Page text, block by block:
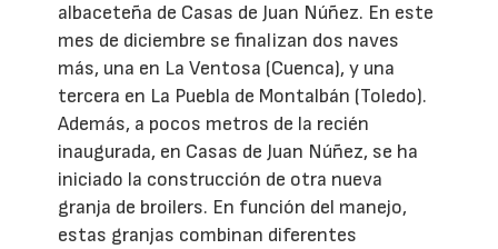
albaceteña de Casas de Juan Núñez. En este
mes de diciembre se finalizan dos naves
más, una en La Ventosa (Cuenca), y una
tercera en La Puebla de Montalbán (Toledo).
Además, a pocos metros de la recién
inaugurada, en Casas de Juan Núñez, se ha
iniciado la construcción de otra nueva
granja de broilers. En función del manejo,
estas granjas combinan diferentes